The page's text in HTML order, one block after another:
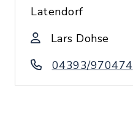
Latendorf
Lars Dohse
04393/970474